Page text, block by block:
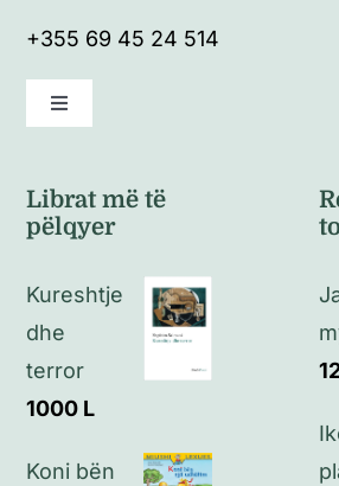
+355 69 45 24 514
Toggle
Librat më të
pëlqyer
Kureshtje
dhe
terror
1000 L
Koni bën